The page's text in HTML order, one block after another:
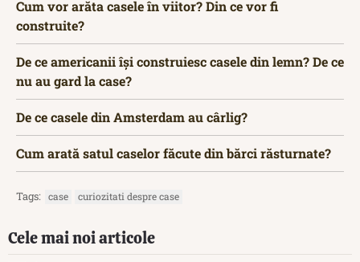
Cum vor arăta casele în viitor? Din ce vor fi
construite?
De ce americanii își construiesc casele din lemn? De ce
nu au gard la case?
De ce casele din Amsterdam au cârlig?
Cum arată satul caselor făcute din bărci răsturnate?
Tags: case curiozitati despre case
Cele mai noi articole